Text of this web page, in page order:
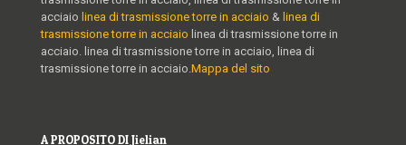
acciaio linea di trasmissione torre in acciaio & linea di
trasmissione torre in acciaio linea di trasmissione torre in
acciaio. linea di trasmissione torre in acciaio, linea di
trasmissione torre in acciaio.Mappa del sito
A PROPOSITO DI Jielian